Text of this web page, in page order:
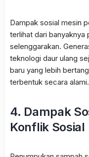
Dampak sosial mesin
terlihat dari banyaknya
selenggarakan.
teknologi daur ulang
baru yang lebih
terbentuk secara alami.
4. Dampak
Konflik Sosial